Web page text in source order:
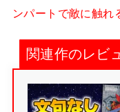
ンパートで敵に触れ
関連作のレビ